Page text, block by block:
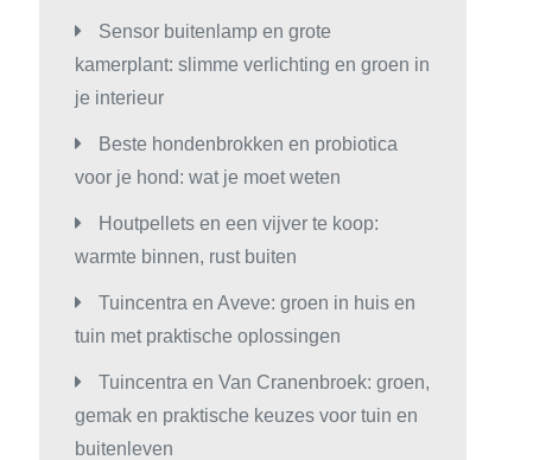
Sensor buitenlamp en grote
kamerplant: slimme verlichting en groen in
je interieur
Beste hondenbrokken en probiotica
voor je hond: wat je moet weten
Houtpellets en een vijver te koop:
warmte binnen, rust buiten
Tuincentra en Aveve: groen in huis en
tuin met praktische oplossingen
Tuincentra en Van Cranenbroek: groen,
gemak en praktische keuzes voor tuin en
buitenleven